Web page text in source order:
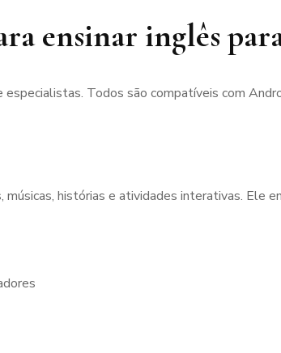
ensinar inglês
Todos são compatíveis com
músicas, histórias e atividades interativas. Ele